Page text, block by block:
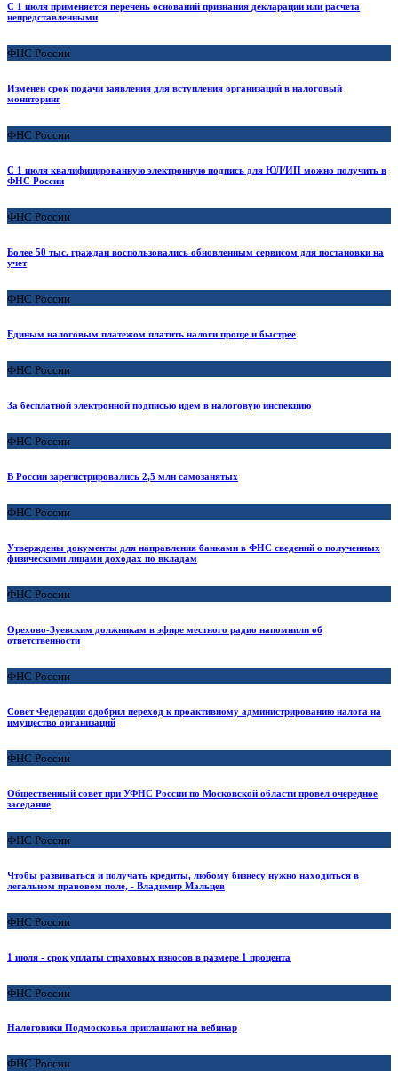
С 1 июля применяется перечень оснований признания декларации или расчета
непредставленными
ФНС России
Изменен срок подачи заявления для вступления организаций в налоговый
мониторинг
ФНС России
С 1 июля квалифицированную электронную подпись для ЮЛ/ИП можно получить в
ФНС России
ФНС России
Более 50 тыс. граждан воспользовались обновленным сервисом для постановки на
учет
ФНС России
Единым налоговым платежом платить налоги проще и быстрее
ФНС России
За бесплатной электронной подписью идем в налоговую инспекцию
ФНС России
В России зарегистрировались 2,5 млн самозанятых
ФНС России
Утверждены документы для направления банками в ФНС сведений о полученных
физическими лицами доходах по вкладам
ФНС России
Орехово-Зуевским должникам в эфире местного радио напомнили об
ответственности
ФНС России
Совет Федерации одобрил переход к проактивному администрированию налога на
имущество организаций
ФНС России
Общественный совет при УФНС России по Московской области провел очередное
заседание
ФНС России
Чтобы развиваться и получать кредиты, любому бизнесу нужно находиться в
легальном правовом поле, - Владимир Мальцев
ФНС России
1 июля - срок уплаты страховых взносов в размере 1 процента
ФНС России
Налоговики Подмосковья приглашают на вебинар
ФНС России